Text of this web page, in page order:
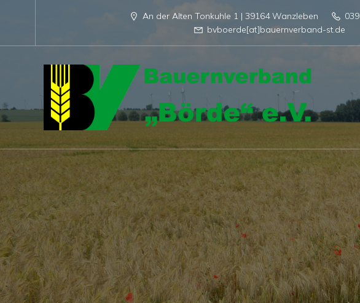
An der Alten Tonkuhle 1 | 39164 Wanzleben
bvboerde[at]bauernverband-st.de